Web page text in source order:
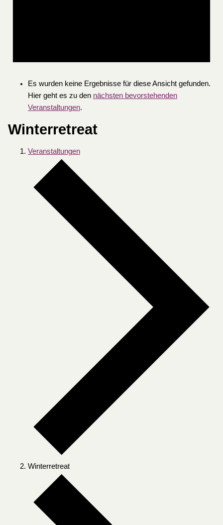
Es wurden keine Ergebnisse für diese Ansicht gefunden.
Hier geht es zu den nächsten bevorstehenden
Veranstaltungen.
Winterretreat
Veranstaltungen
Winterretreat